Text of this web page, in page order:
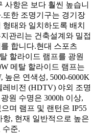
사항은 보다 훨씬 높습니
또한 조명기구는 경기장
태와 일치하도록 배치
관리는 건축설계와 밀접
합니다.현대 스포츠
할라이드 램프를 광원
메탈 할라이드 램프는
높은 연색성, 5000-6000K
비전 (HDTV) 야외 조명
원 수명은 3000h 이상,
며 램프 및 랜턴은 IP55
, 현재 일반적으로 높은
수준.